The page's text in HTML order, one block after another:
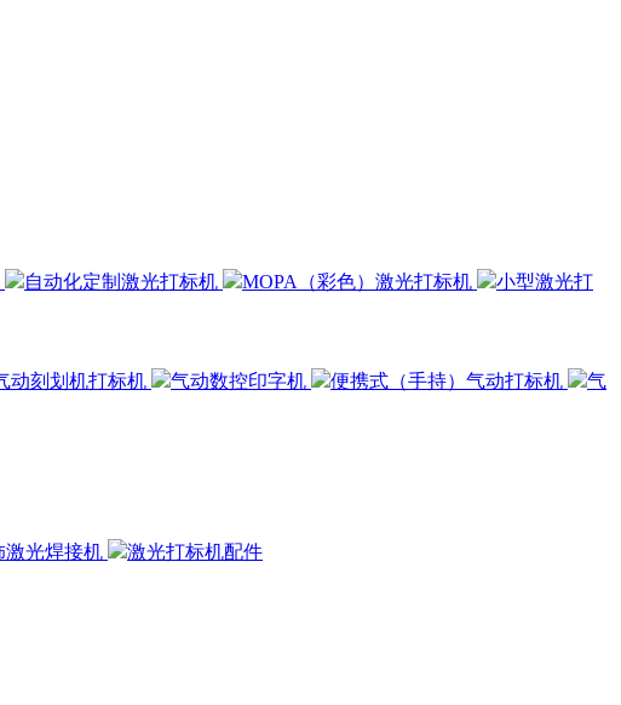
自动化定制激光打标机 MOPA（彩色）激光打标机
小型激光打
动刻划机打标机 气动数控印字机 便携式（手持）气动打标机
气
激光焊接机 激光打标机配件